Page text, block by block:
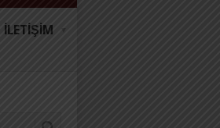
İLETIŞIM